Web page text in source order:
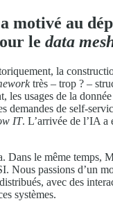
motivé au
le data
la
très – trop ? –
les usages de la
demandes de self-
IT. L’arrivée de l’IA a
Dans le même temps,
Nous passions d’un
avec des
systèmes.